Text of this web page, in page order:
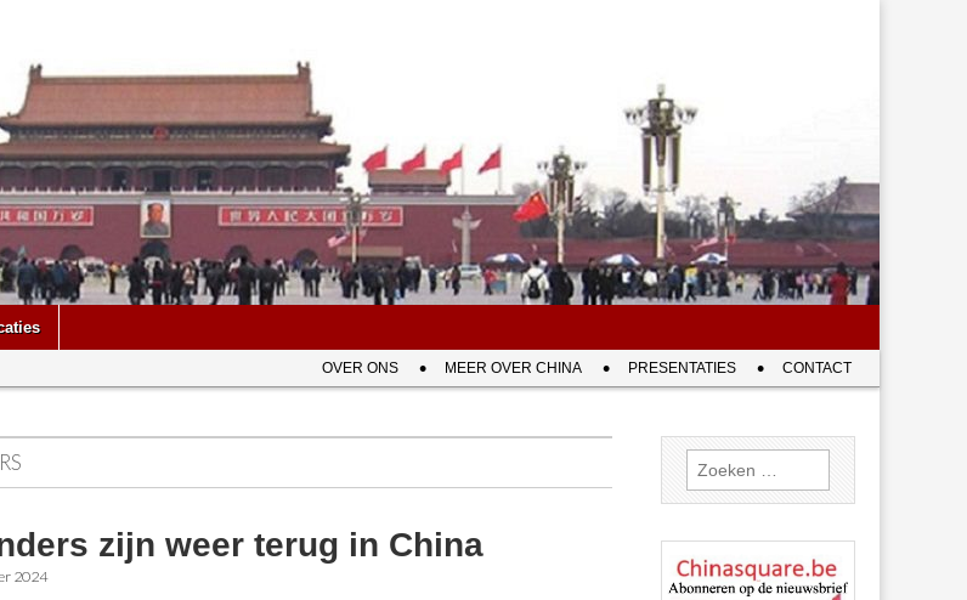
OVER ONS MEER OVER CHINA PRESENTATIES CONTACT
zijn weer terug in China
2024
Zoeken
naar: